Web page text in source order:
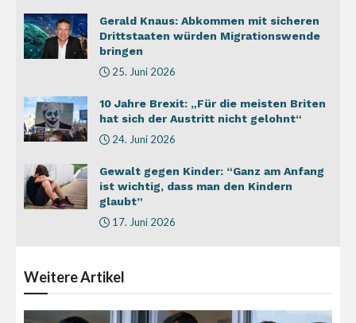
Gerald Knaus: Abkommen mit sicheren
Drittstaaten würden Migrationswende
bringen
25. Juni 2026
10 Jahre Brexit: „Für die meisten Briten
hat sich der Austritt nicht gelohnt“
24. Juni 2026
Gewalt gegen Kinder: “Ganz am Anfang
ist wichtig, dass man den Kindern
glaubt”
17. Juni 2026
WeitereArtikel